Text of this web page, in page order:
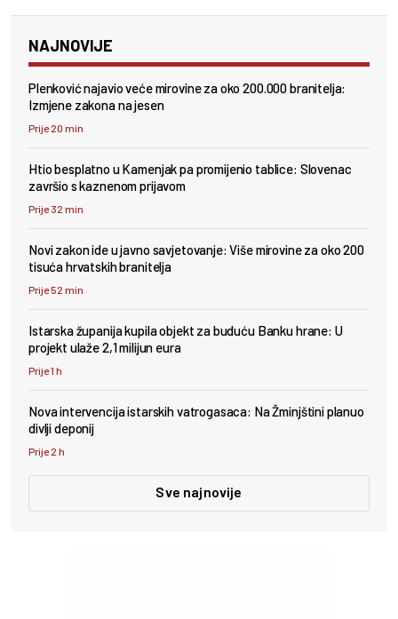
NAJNOVIJE
Plenković najavio veće mirovine za oko 200.000 branitelja:
Izmjene zakona na jesen
Prije 20 min
Htio besplatno u Kamenjak pa promijenio tablice: Slovenac
završio s kaznenom prijavom
Prije 32 min
Novi zakon ide u javno savjetovanje: Više mirovine za oko 200
tisuća hrvatskih branitelja
Prije 52 min
Istarska županija kupila objekt za buduću Banku hrane: U
projekt ulaže 2,1 milijun eura
Prije 1 h
Nova intervencija istarskih vatrogasaca: Na Žminjštini planuo
divlji deponij
Prije 2 h
Sve najnovije